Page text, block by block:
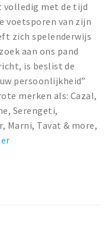
volledig met de tijd
voetsporen van zijn
zich spelenderwijs
aan ons pand
is beslist de
persoonlijkheid”
merken als: Cazal,
Serengeti,
Marni, Tavat & more,